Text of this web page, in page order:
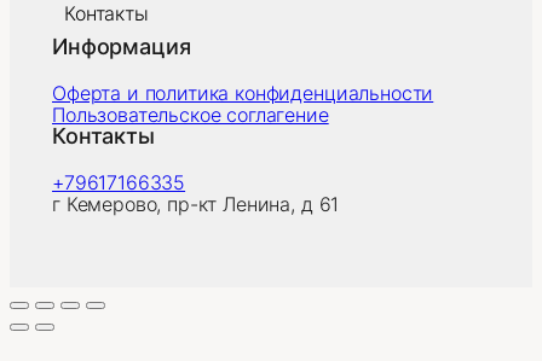
Контакты
Информация
Оферта и политика конфиденциальности
Пользовательское соглагение
Контакты
+79617166335
г Кемерово, пр-кт Ленина, д 61